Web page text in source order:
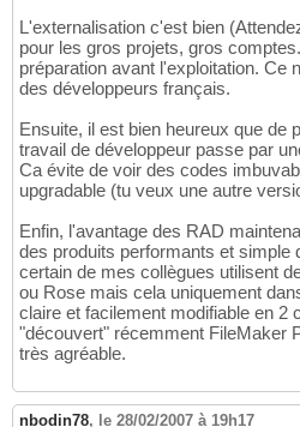
L'externalisation c'est bien
pour les gros projets, gros
préparation avant l'exploitation. Ce
des développeurs français.
Ensuite, il est bien heureux que de
travail de développeur passe par
Ca évite de voir des codes
upgradable (tu veux une autre
Enfin, l'avantage des RAD
des produits performants et simple
certain de mes collègues utilisent
ou Rose mais cela uniquement
claire et facilement modifiable en 2
"découvert" récemment FileMaker
très agréable.
nbodin78, le 28/02/2007 à 19h17